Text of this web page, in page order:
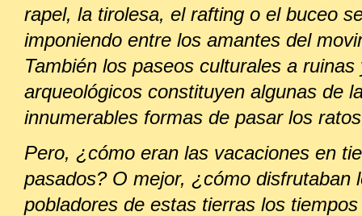
rapel, la tirolesa, el rafting o el buceo
imponiendo entre los amantes del
También los paseos culturales a ruinas
arqueológicos constituyen algunas de
innumerables formas de pasar los
Pero, ¿cómo eran las vacaciones en
pasados? O mejor, ¿cómo disfrutaban
pobladores de estas tierras los